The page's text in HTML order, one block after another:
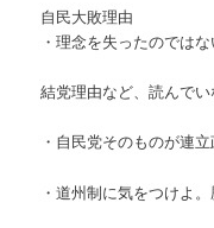
自民大敗理由
・理念を失ったのでは
結党理由など、読んでい
・自民党そのものが連
・道州制に気をつけよ